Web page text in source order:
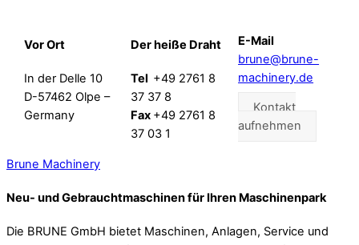
Vor Ort
In der Delle 10
D-57462 Olpe –
Germany
Der heiße Draht
Tel +49 2761 8
37 37 8
Fax +49 2761 8
37 03 1
E-Mail
brune@brune-
machinery.de
Kontakt
aufnehmen
Brune Machinery
Neu- und Gebrauchtmaschinen für Ihren Maschinenpark
Die BRUNE GmbH bietet Maschinen, Anlagen, Service und